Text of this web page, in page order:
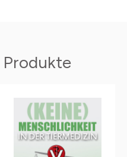
Produkt
weist